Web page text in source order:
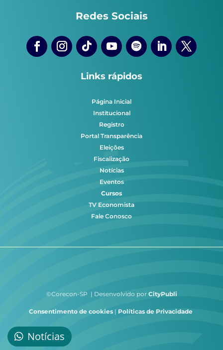
Redes Sociais
Links rápidos
Página Inicial
Institucional
Registro
Portal Transparência
Eleições
Fiscalização
Notícias
Eventos
Cursos
TV Economista
Fale Conosco
©Corecon-SP | Desenvolvido por CityPubli
Consentimento de cookies | Políticas de Privacidade
Notícias